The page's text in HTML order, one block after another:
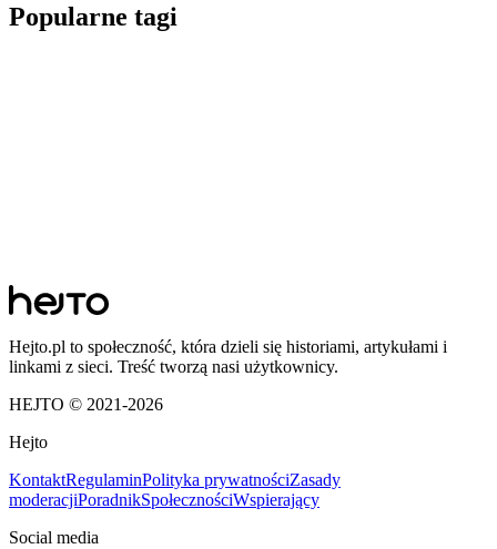
Popularne tagi
Hejto.pl to społeczność, która dzieli się historiami, artykułami i
linkami z sieci. Treść tworzą nasi użytkownicy.
HEJTO © 2021-2026
Hejto
KontaktRegulaminPolityka prywatnościZasady
moderacjiPoradnikSpołecznościWspierający
Social media